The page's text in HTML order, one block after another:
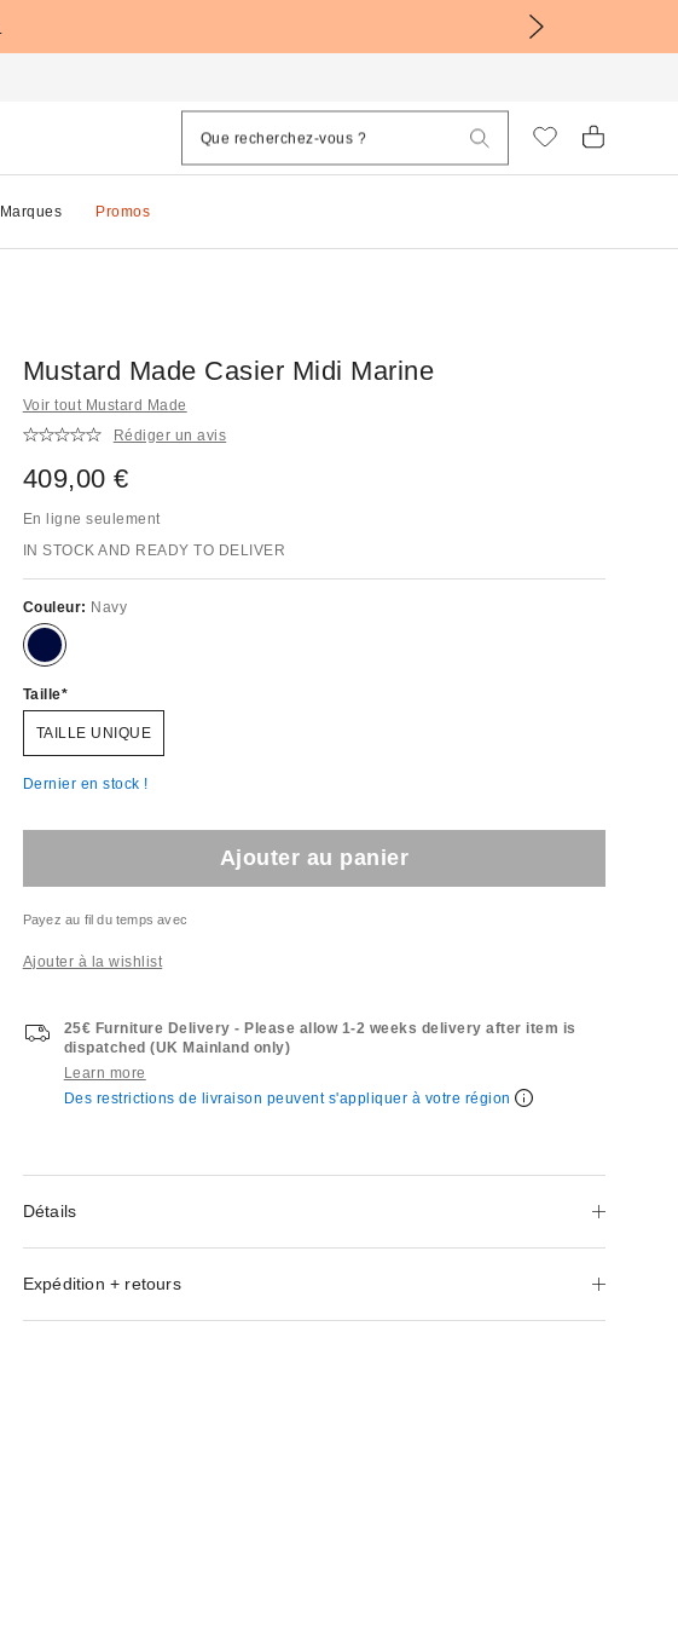
Marques Promos
Mustard Made Casier Midi Marine
Voir tout Mustard Made
Rédiger un avis
409,00 €
En ligne seulement
IN STOCK AND READY TO DELIVER
Couleur: Navy
Taille
TAILLE UNIQUE
Dernier en stock !
Ajouter au panier
Payez au fil du temps avec
Ajouter à la wishlist
25€ Furniture Delivery - Please allow 1-2 weeks delivery after item is
dispatched (UK Mainland only)
Learn more
Des restrictions de livraison peuvent s'appliquer à votre région
Détails
Expédition + retours